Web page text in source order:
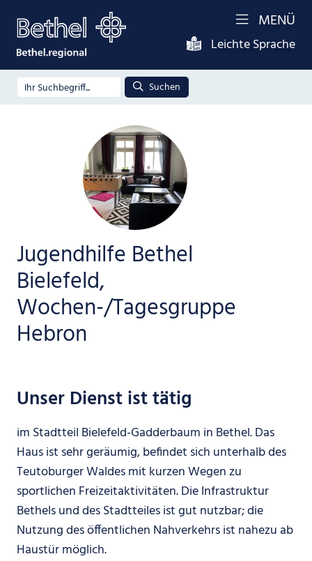
Leichte Sprache
MENÜ
Suchen
Jugendhilfe Bethel
Bielefeld,
Wochen-/Tagesgruppe
Hebron
Unser Dienst ist tätig
im Stadtteil Bielefeld-Gadderbaum in Bethel. Das
Haus ist sehr geräumig, befindet sich unterhalb des
Teutoburger Waldes mit kurzen Wegen zu
sportlichen Freizeitaktivitäten. Die Infrastruktur
Bethels und des Stadtteiles ist gut nutzbar; die
Nutzung des öffentlichen Nahverkehrs ist nahezu ab
Haustür möglich.